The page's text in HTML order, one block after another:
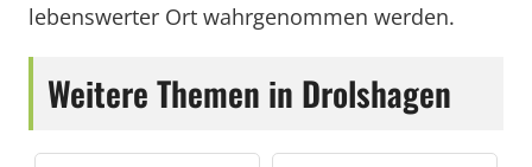
lebenswerter Ort wahrgenommen werden.
Weitere Themen in Drolshagen